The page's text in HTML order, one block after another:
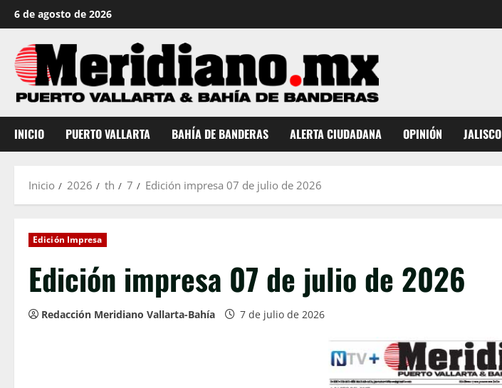
Saltar
al
contenido
6 de agosto de 2026
INICIO PUERTO VALLARTA BAHÍA DE BANDERAS ALERTA CIUDADANA OPINIÓN JALISCO
Inicio 2026 th 7 Edición impresa 07 de julio de 2026
Edición Impresa
Edición impresa 07 de julio de 2026
Redacción Meridiano Vallarta-Bahía 7 de julio de 2026